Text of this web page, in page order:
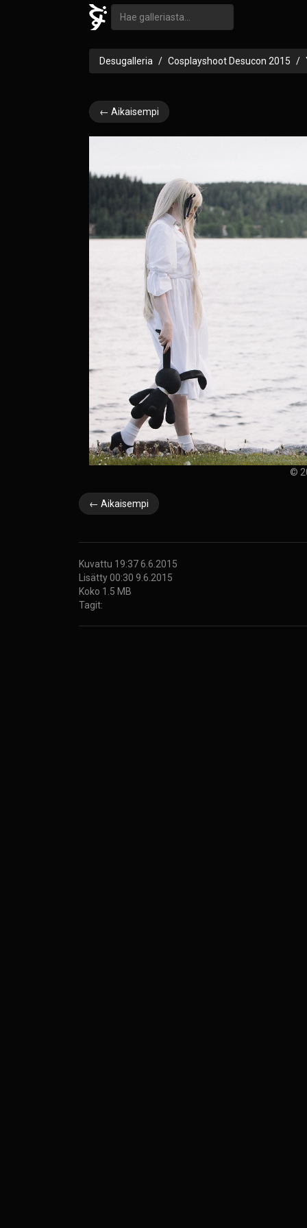
Desugalleria Cosplayshoot Desucon 2015
← Aikaisempi
©
← Aikaisempi
Kuvattu 19:37 6.6.2015
Lisätty 00:30 9.6.2015
Koko 1.5 MB
Tagit: